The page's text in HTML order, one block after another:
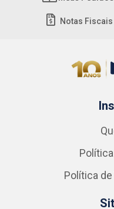
Notas Fiscais
Política